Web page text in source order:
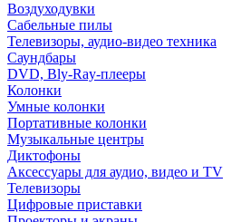
Воздуходувки
Сабельные пилы
Телевизоры, аудио-видео техника
Саундбары
DVD, Bly-Ray-плееры
Колонки
Умные колонки
Портативные колонки
Музыкальные центры
Диктофоны
Аксессуары для аудио, видео и TV
Телевизоры
Цифровые приставки